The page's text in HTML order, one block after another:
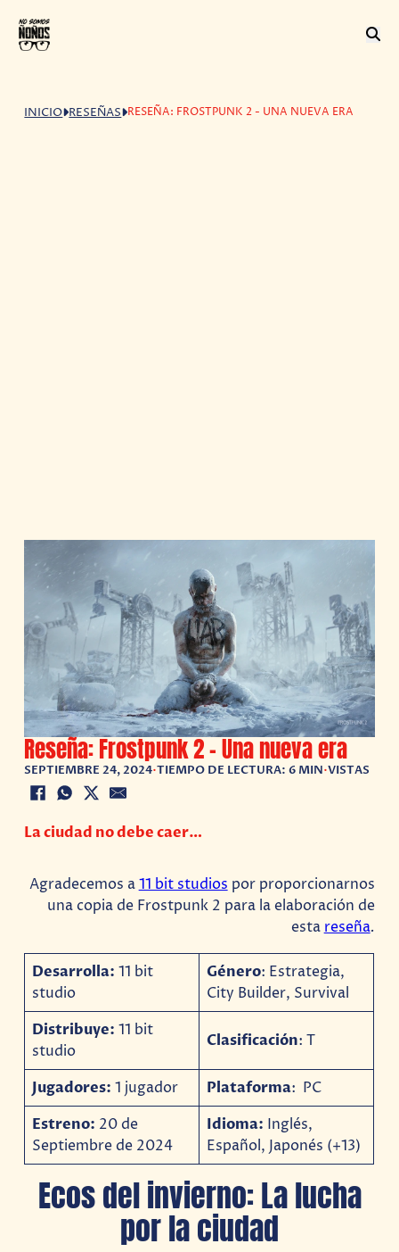
INICIO RESEÑAS RESEÑA: FROSTPUNK 2 - UNA NUEVA ERA
Reseña: Frostpunk 2 – Una nueva era
SEPTIEMBRE 24, 2024•TIEMPO DE LECTURA: 6 MIN•VISTAS
La ciudad no debe caer…
Agradecemos a11 bit studiospor proporcionarnos
una copia de Frostpunk 2 para la elaboración de
estareseña.
Desarrolla: 11 bit
studio
Género: Estrategia,
City Builder, Survival
Distribuye: 11 bit
studio
Clasificación: T
Jugadores:1 jugador Plataforma: PC
Estreno: 20 de
Septiembre de 2024
Idioma: Inglés,
Español, Japonés (+13)
Ecos del invierno: La lucha
por la ciudad